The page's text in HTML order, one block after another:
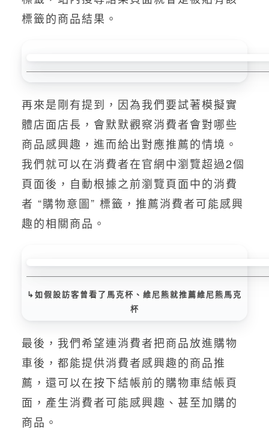
標籤的商品結果。
再來是剛有提到，因為我們要試著模擬實
體店面店長，會默默觀察消費者會對哪些
商品感興趣，進而給出對應推薦的情境。
我們就可以在消費者在官網中瀏覽超過2個
頁面後，自動根據之前瀏覽頁面中的消費
者 “購物意圖” 標籤，推薦消費者可能感興
趣的相關商品。
↳如假設訪客曾看了馬克杯、維尼熊就推薦維尼熊馬克
杯
最後，我們希望連消費者把商品放進購物
車後，都能提供消費者感興趣的商品推
薦，還可以在按下結帳前的購物車結帳頁
面，產生消費者可能感興趣、甚至加購的
商品。